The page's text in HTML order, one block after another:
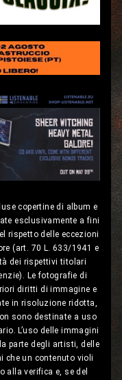
copertine di album e
esclusivamente a fini
rispetto delle eccezioni
(art. 70 L. 633/1941 e
dei rispettivi titolari
Le fotografie di
diritti di immagine e
in risoluzione ridotta,
sono destinate a uso
L’uso delle immagini
parte degli artisti, delle
che un contenuto violi
alla verifica e, se del